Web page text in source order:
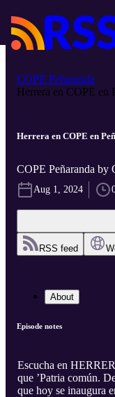
COPE Peñaranda
Herrera en COPE en
Herrera en COPE en
COPE Peñaranda by
Aug 1, 2024
RSS feed
About
Episode notes
Escucha en
que ’Patria común.
que hoy se inaugura